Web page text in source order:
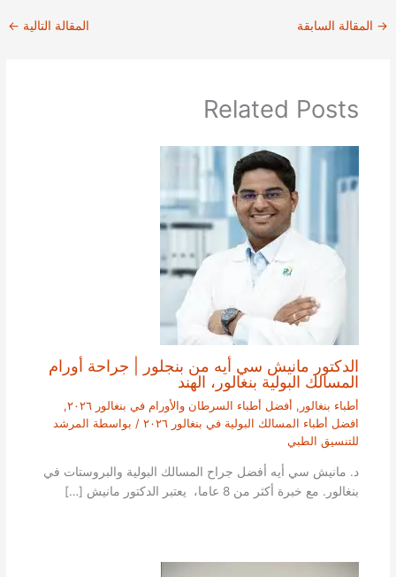
→ المقالة السابقة المقالة التالية ←
Related Posts
الدكتور مانيش سي أيه من بنجلور | جراحة أورام
المسالك البولية بنغالور، الهند
أطباء بنغالور , أفضل أطباء السرطان والأورام في بنغالور ٢٠٢٦
,
افضل أطباء المسالك البولية في بنغالور ٢٠٢٦
/ بواسطة المرشد
للتنسيق الطبي
د. مانيش سي أيه أفضل جراح المسالك البولية والبروستات في
بنغالور. مع خبرة أكثر من 8 عاما، يعتبر الدكتور مانيش […]